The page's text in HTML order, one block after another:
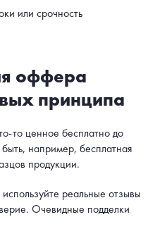
или срочность
оффера
принципа
то ценное бесплатно до
например, бесплатная
продукции.
используйте реальные отзывы
Очевидные подделки